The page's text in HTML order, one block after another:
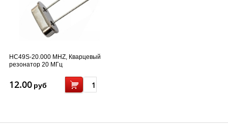
HC49S-20.000 MHZ, Кварцевый
резонатор 20 МГц
12.00 руб